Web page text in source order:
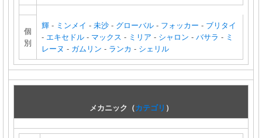
個
別
輝 - ミンメイ - 未沙 - グローバル - フォッカー - ブリタイ
- エキセドル - マックス - ミリア - シャロン - バサラ - ミ
レーヌ - ガムリン - ランカ - シェリル
メカニック（カテゴリ ）